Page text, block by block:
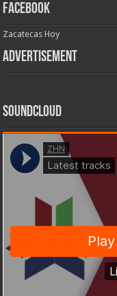
Facebook
Zacatecas Hoy
Advertisement
SoundCloud